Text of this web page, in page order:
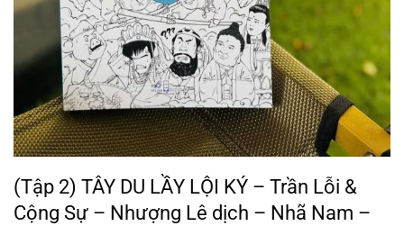
(Tập 2) TÂY DU LẦY LỘI KÝ – Trần Lỗi &
Cộng Sự – Nhượng Lê dịch – Nhã Nam –